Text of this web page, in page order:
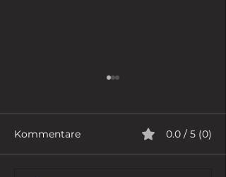
Kommentare 0.0 / 5 (0)